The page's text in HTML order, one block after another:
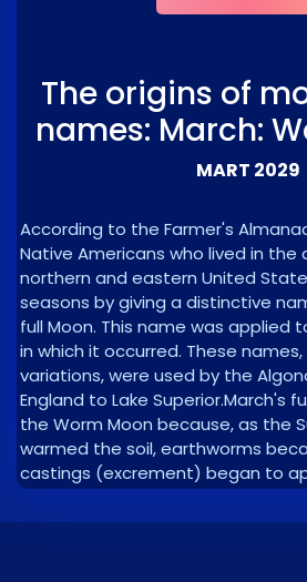
The origins of
names: March:
MART 2029
According to the Farmer's
Native Americans who lived in
northern and eastern United
seasons by giving a distinctive
full Moon. This name was applied
in which it occurred. These
variations, were used by the
England to Lake Superior.March's
the Worm Moon because, as the
warmed the soil, earthworms
castings (excrement) began to